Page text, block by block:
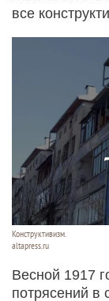
все
Конструктивизм.
altapress.ru
Весной 1917
потрясений в